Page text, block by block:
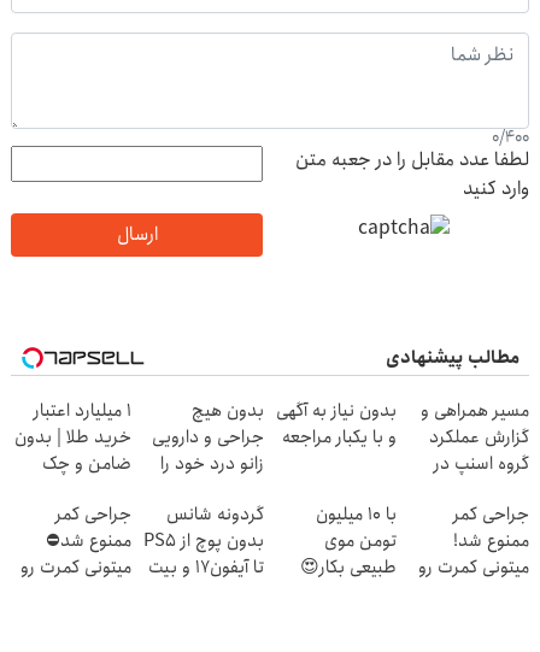
0/400
لطفا عدد مقابل را در جعبه متن
وارد کنید
ارسال
مطالب پیشنهادی
مسیر همراهی و
گزارش عملکرد
گروه اسنپ در
بدون نیاز به آگهی
و با یکبار مراجعه
بدون هیچ
جراحی و دارویی
زانو درد خود را
پرسش نامه ▶
۱ میلیارد اعتبار
خرید طلا | بدون
ضامن و چک
جراحی کمر
ممنوع شد!
میتونی کمرت رو
با 10 میلیون
تومن موی
طبیعی بکار😍
گردونه شانس
بدون پوچ از PS5
تا آیفون17 و بیت
جراحی کمر
ممنوع شد⛔
میتونی کمرت رو